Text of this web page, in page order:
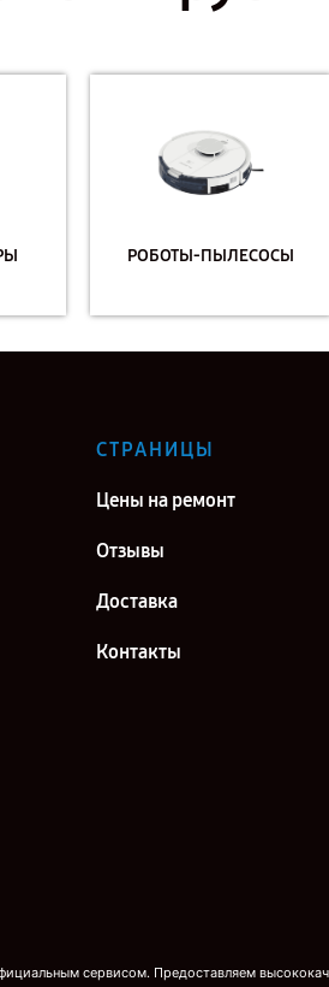
РОБОТЫ-ПЫЛЕСОСЫ
СТРАНИЦЫ
Цены на ремонт
Отзывы
Доставка
Контакты
сервисом. Предоставляем